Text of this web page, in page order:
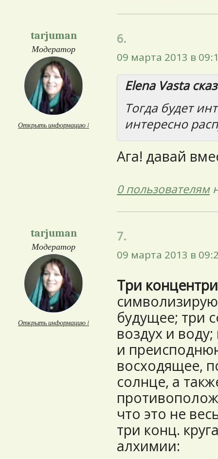
tarjuman
Модератор
Открыть информацию ↓
6.
09 марта 2013 в
Elena Vasta
Тогда будет
интересно
Ага! давай
0 пользователям
tarjuman
Модератор
Открыть информацию ↓
7.
09 марта 2013 в
Три
будущее; три
воздух и
и
восходящее,
солнце, а
что это не
три конц.
алхимии: